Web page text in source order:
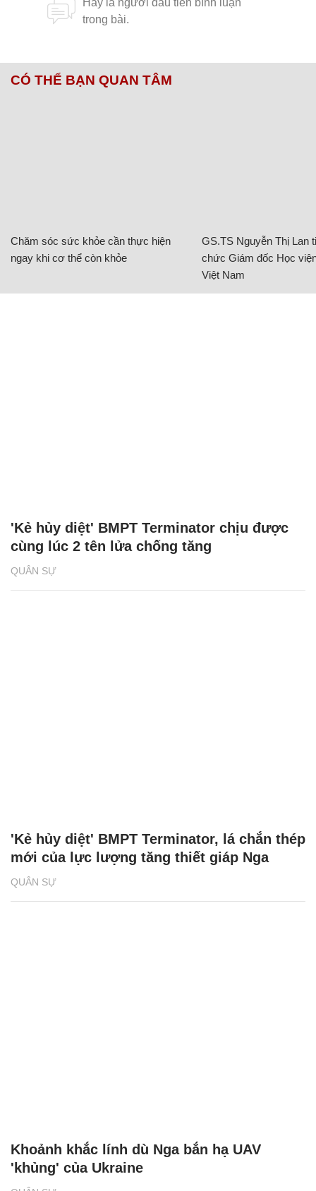
CÓ THỂ BẠN QUAN TÂM
Chăm sóc sức khỏe cần thực hiện
ngay khi cơ thể còn khỏe
GS.TS Nguyễn Thị Lan
chức Giám đốc Học
Việt Nam
QUÂN SỰ
'Kẻ hủy diệt' BMPT Terminator chịu được
cùng lúc 2 tên lửa chống tăng
QUÂN SỰ
'Kẻ hủy diệt' BMPT Terminator, lá chắn thép
mới của lực lượng tăng thiết giáp Nga
Khoảnh khắc lính dù Nga bắn hạ UAV
'khủng' của Ukraine